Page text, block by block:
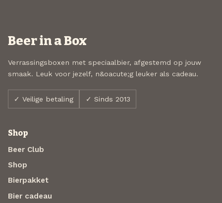
Beer in a Box
Verrassingsboxen met speciaalbier, afgestemd op jouw
smaak. Leuk voor jezelf, n&oacute;g leuker als cadeau.
✓ Veilige betaling ✓ Sinds 2013
Shop
Beer Club
Shop
Bierpakket
Bier cadeau